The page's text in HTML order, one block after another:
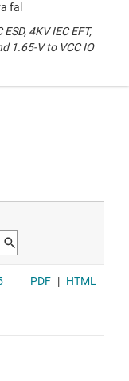
fal
4KV IEC EFT,
1.65-V to VCC IO